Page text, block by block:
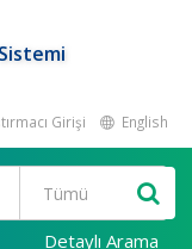
Girişi English
Detaylı Arama